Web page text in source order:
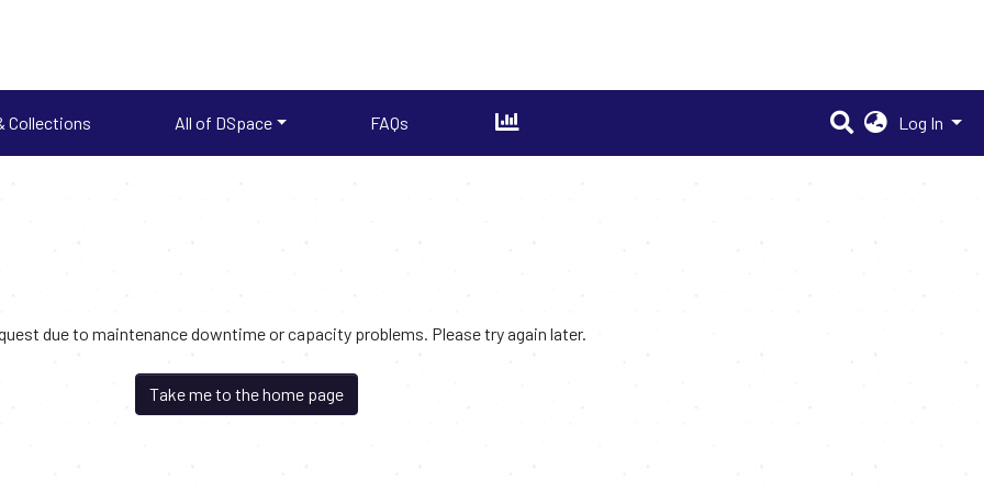
Collections All of DSpace FAQs Log In
due to maintenance downtime or capacity problems. Please try again later.
Take me to the home page